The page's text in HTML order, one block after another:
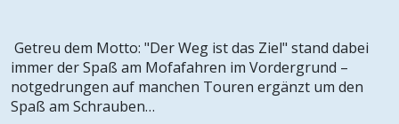
Getreu dem Motto: "Der Weg ist das Ziel" stand dabei
immer der Spaß am Mofafahren im Vordergrund –
notgedrungen auf manchen Touren ergänzt um den
Spaß am Schrauben…